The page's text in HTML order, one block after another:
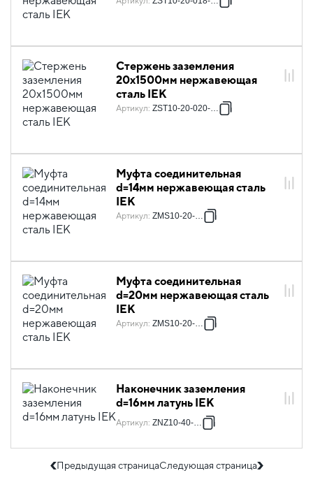
Стержень заземления
20х1500мм нержавеющая
сталь IEK
Артикул: ZST10-20-020-001
Муфта соединительная
d=14мм нержавеющая сталь
IEK
Артикул: ZMS10-20-014
Муфта соединительная
d=20мм нержавеющая сталь
IEK
Артикул: ZMS10-20-020
Наконечник заземления
d=16мм латунь IEK
Артикул: ZNZ10-40-016
Предыдущая страницаСледующая страница